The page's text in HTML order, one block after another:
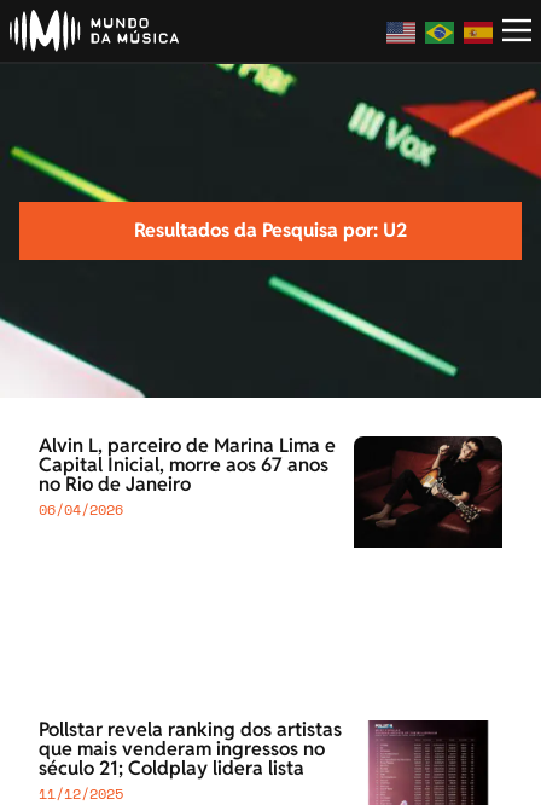
Resultados da Pesquisa por: U2
Alvin L, parceiro de Marina Lima e
Capital Inicial, morre aos 67 anos
no Rio de Janeiro
06/04/2026
Pollstar revela ranking dos artistas
que mais venderam ingressos no
século 21; Coldplay lidera lista
11/12/2025